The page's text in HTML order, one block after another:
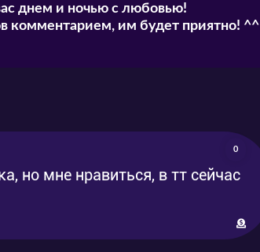
днем и ночью с любовью!
комментарием, им будет приятно! ^^
0
но мне нравиться, в тт сейчас